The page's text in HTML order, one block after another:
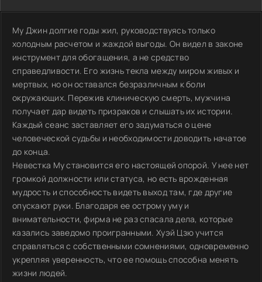
Му Джин долгие годы жил, руководствуясь только
холодным расчетом и жаждой выгоды. Он видел в законе
инструмент для обогащения, а не средство
справедливости. Его жизнь текла между миром живых и
мертвых, но он оставался безразличным к боли
окружающих. Пережив клиническую смерть, мужчина
получает дар видеть призраков и слышать их истории.
Каждый сеанс заставляет его задуматься о цене
человеческой судьбы и необходимости доводить начатое
до конца.
Невестка Му становится его настоящей опорой. У нее нет
громкой должности или статуса, но есть врожденная
мудрость и способность видеть выход там, где другие
опускают руки. Благодаря ее острому уму и
внимательности, фирма не раз спасала дела, которые
казались заведомо проигранными. Хуэй Цзю учится
справляться с собственными сомнениями, одновременно
укрепляя уверенность, что ее помощь способна менять
жизни людей.